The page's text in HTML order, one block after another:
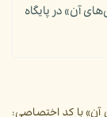
آن» در پایگاه